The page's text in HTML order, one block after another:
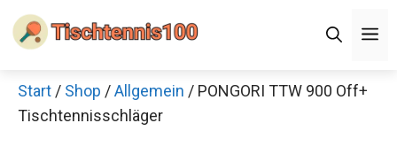
Zum
Inhalt
Start / Shop /Allgemein / PONGORI TTW 900 Off+
Tischtennisschläger